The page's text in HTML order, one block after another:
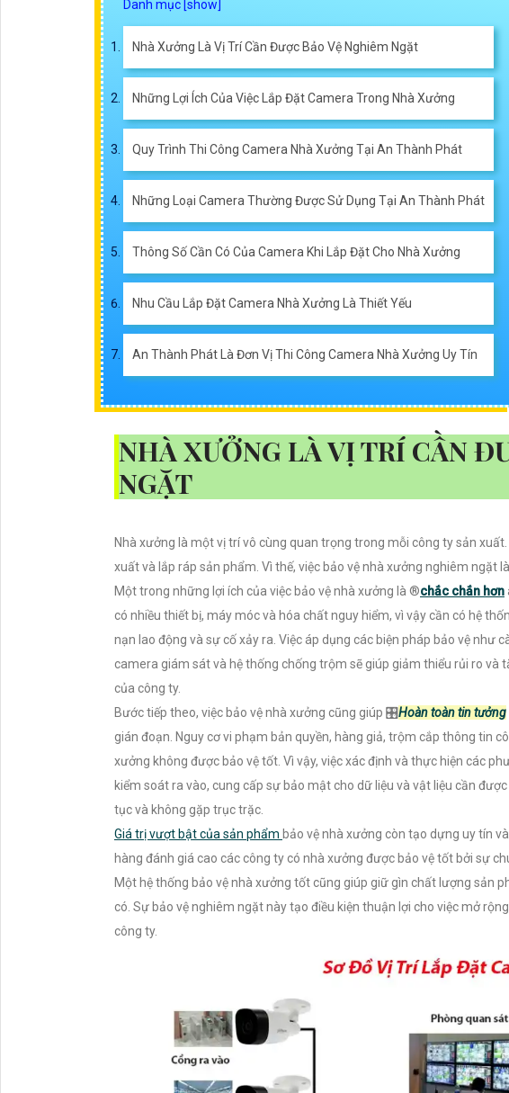
Nhà Xưởng Là Vị Trí Cần Được Bảo Vệ Nghiêm Ngặt
Những Lợi Ích Của Việc Lắp Đặt Camera Trong Nhà Xưởng
Quy Trình Thi Công Camera Nhà Xưởng Tại An Thành Phát
Những Loại Camera Thường Được Sử Dụng Tại An Thành Phát
Thông Số Cần Có Của Camera Khi Lắp Đặt Cho Nhà Xưởng
Nhu Cầu Lắp Đặt Camera Nhà Xưởng Là Thiết Yếu
An Thành Phát Là Đơn Vị Thi Công Camera Nhà Xưởng Uy Tín
NHÀ XƯỞNG LÀ VỊ TRÍ CẦN
NGẶT
Nhà xưởng là một vị trí vô cùng quan trọng trong mỗi công ty sản
xuất và lắp ráp sản phẩm. Vì thế, việc bảo vệ nhà xưởng nghiêm ngặt
Một trong những lợi ích của việc bảo vệ nhà xưởng là ®️chắc chắn hơn
có nhiều thiết bị, máy móc và hóa chất nguy hiểm, vì vậy cần có hệ
nạn lao động và sự cố xảy ra. Việc áp dụng các biện pháp bảo vệ như
camera giám sát và hệ thống chống trộm sẽ giúp giảm thiểu rủi ro và
của công ty.
Bước tiếp theo, việc bảo vệ nhà xưởng cũng giúp 🎛Hoàn toàn tin tưởng
gián đoạn. Nguy cơ vi phạm bản quyền, hàng giả, trộm cắp thông tin
xưởng không được bảo vệ tốt. Vì vậy, việc xác định và thực hiện các
kiểm soát ra vào, cung cấp sự bảo mật cho dữ liệu và vật liệu cần
tục và không gặp trục trặc.
Giá trị vượt bật của sản phẩm bảo vệ nhà xưởng còn tạo dựng uy tín
hàng đánh giá cao các công ty có nhà xưởng được bảo vệ tốt bởi sự
Một hệ thống bảo vệ nhà xưởng tốt cũng giúp giữ gìn chất lượng sản
có. Sự bảo vệ nghiêm ngặt này tạo điều kiện thuận lợi cho việc mở
công ty.